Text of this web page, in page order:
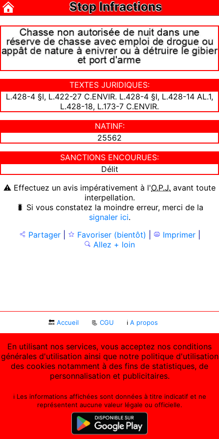
Stop Infractions
TEXTES JURIDIQUES:
L.428-4 §I, L.422-27 C.ENVIR. L.428-4 §I, L.428-14 AL.1,
L.428-18, L.173-7 C.ENVIR.
NATINF:
25562
SANCTIONS ENCOURUES:
Délit
⚠ Effectuez un avis impérativement à l'O.P.J. avant toute
interpellation.
🐛 Si vous constatez la moindre erreur, merci de la
signaler ici.
Partager| Favoriser (bientôt) Imprimer|
Allez + loin
🔙 Accueil 📃 CGU ℹ A propos
En utilisant nos services, vous acceptez nos conditions
générales d'utilisation ainsi que notre politique d'utilisation
des cookies notamment à des fins de statistiques, de
personnalisation et publicitaires.
ℹ️ Les informations affichées sont données à titre indicatif et ne
représentent aucune valeur légale ou officielle.